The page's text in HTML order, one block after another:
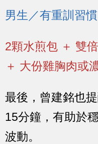
男生／有重訓習
2顆水煎包 ＋ 雙
＋ 大份雞胸肉或
最後，曾建銘也
15分鐘，有助於
波動。